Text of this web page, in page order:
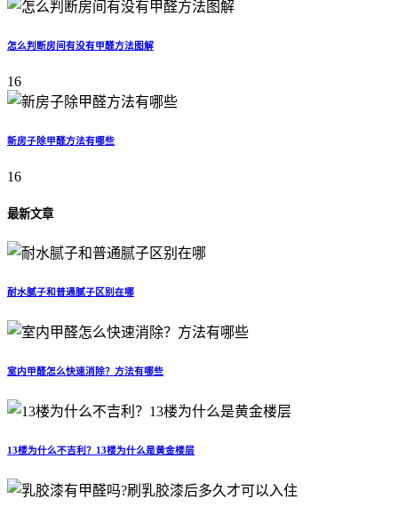
怎么判断房间有没有甲醛方法图解
16
新房子除甲醛方法有哪些
16
最新文章
耐水腻子和普通腻子区别在哪
室内甲醛怎么快速消除？方法有哪些
13楼为什么不吉利？13楼为什么是黄金楼层